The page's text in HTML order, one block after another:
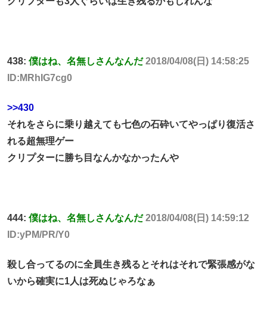
438: 僕はね、名無しさんなんだ 2018/04/08(日) 14:58:25
ID:MRhIG7cg0
>>430
それをさらに乗り越えても七色の石砕いてやっぱり復活さ
れる超無理ゲー
クリプターに勝ち目なんかなかったんや
444: 僕はね、名無しさんなんだ 2018/04/08(日) 14:59:12
ID:yPM/PR/Y0
殺し合ってるのに全員生き残るとそれはそれで緊張感がな
いから確実に1人は死ぬじゃろなぁ